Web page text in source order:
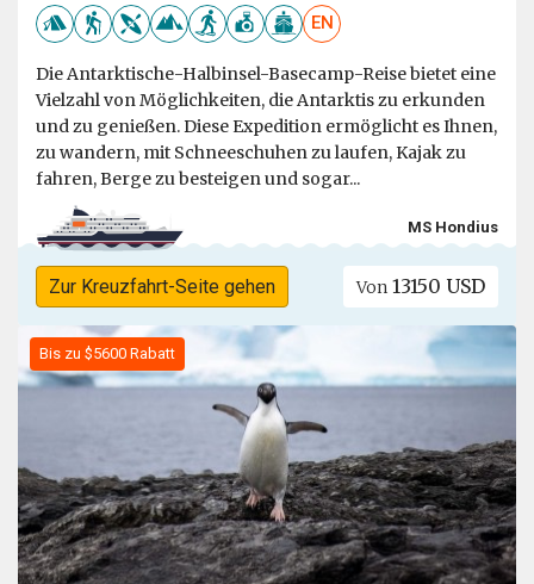
EN
Die Antarktische-Halbinsel-Basecamp-Reise bietet eine
Vielzahl von Möglichkeiten, die Antarktis zu erkunden
und zu genießen. Diese Expedition ermöglicht es Ihnen,
zu wandern, mit Schneeschuhen zu laufen, Kajak zu
fahren, Berge zu besteigen und sogar...
MS Hondius
Zur Kreuzfahrt-Seite gehen Von 13150 USD
Bis zu $5600 Rabatt